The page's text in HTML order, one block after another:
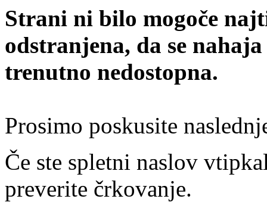
Strani ni bilo mogoče
odstranjena, da se
trenutno nedostopna.
Prosimo poskusite
Če ste spletni naslov
preverite črkovanje.